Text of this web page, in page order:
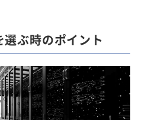
ぶ時のポイント